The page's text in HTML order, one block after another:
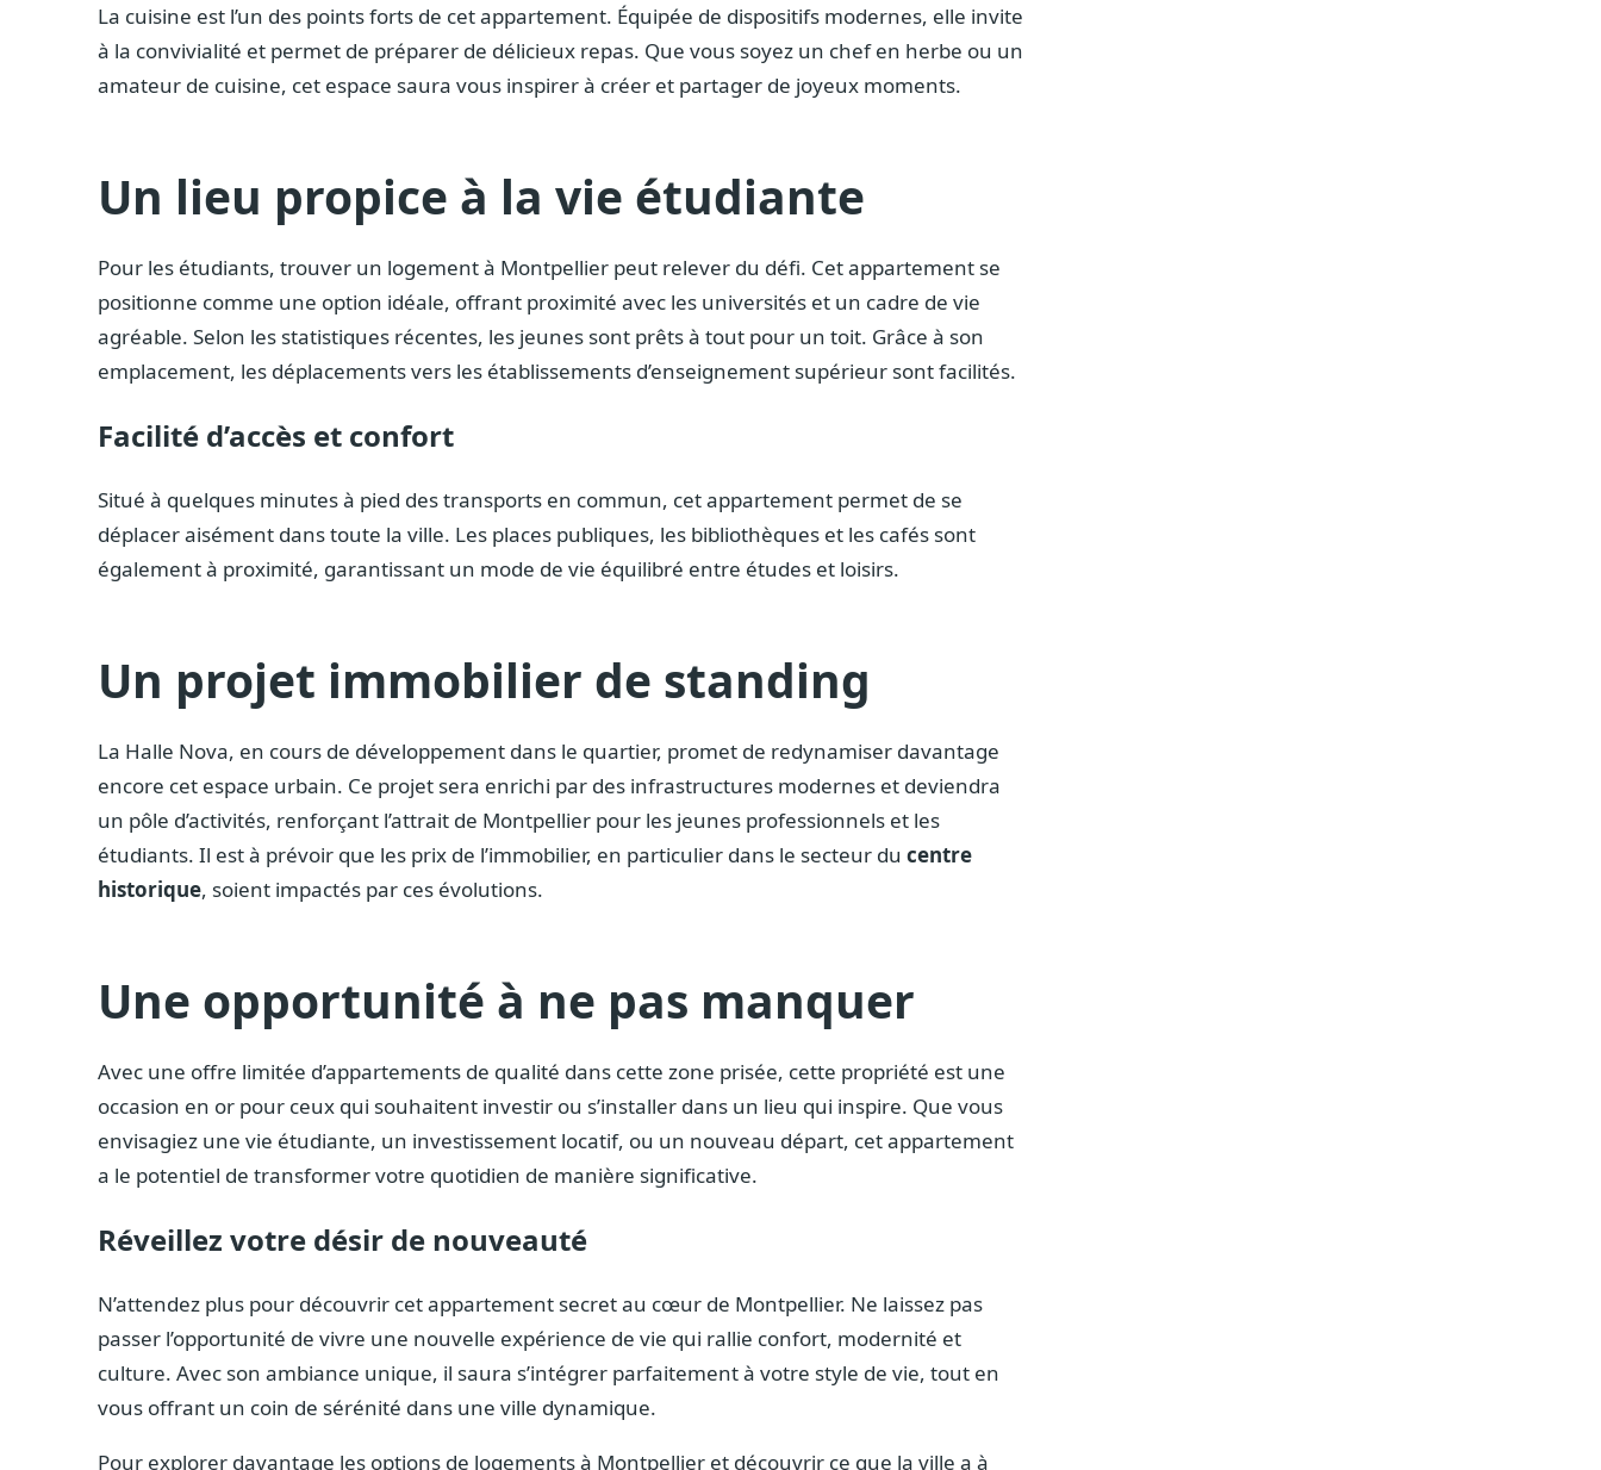
La cuisine est l’un des points forts de cet appartement. Équipée de dispositifs modernes, elle invite
à la convivialité et permet de préparer de délicieux repas. Que vous soyez un chef en herbe ou un
amateur de cuisine, cet espace saura vous inspirer à créer et partager de joyeux moments.
Un lieu propice à la vie étudiante
Pour les étudiants, trouver un logement à Montpellier peut relever du défi. Cet appartement se
positionne comme une option idéale, offrant proximité avec les universités et un cadre de vie
agréable. Selon les statistiques récentes, les jeunes sont prêts à tout pour un toit. Grâce à son
emplacement, les déplacements vers les établissements d’enseignement supérieur sont facilités.
Facilité d’accès et confort
Situé à quelques minutes à pied des transports en commun, cet appartement permet de se
déplacer aisément dans toute la ville. Les places publiques, les bibliothèques et les cafés sont
également à proximité, garantissant un mode de vie équilibré entre études et loisirs.
Un projet immobilier de standing
La Halle Nova, en cours de développement dans le quartier, promet de redynamiser davantage
encore cet espace urbain. Ce projet sera enrichi par des infrastructures modernes et deviendra
un pôle d’activités, renforçant l’attrait de Montpellier pour les jeunes professionnels et les
étudiants. Il est à prévoir que les prix de l’immobilier, en particulier dans le secteur du centre
historique, soient impactés par ces évolutions.
Une opportunité à ne pas manquer
Avec une offre limitée d’appartements de qualité dans cette zone prisée, cette propriété est une
occasion en or pour ceux qui souhaitent investir ou s’installer dans un lieu qui inspire. Que vous
envisagiez une vie étudiante, un investissement locatif, ou un nouveau départ, cet appartement
a le potentiel de transformer votre quotidien de manière significative.
Réveillez votre désir de nouveauté
N’attendez plus pour découvrir cet appartement secret au cœur de Montpellier. Ne laissez pas
passer l’opportunité de vivre une nouvelle expérience de vie qui rallie confort, modernité et
culture. Avec son ambiance unique, il saura s’intégrer parfaitement à votre style de vie, tout en
vous offrant un coin de sérénité dans une ville dynamique.
Pour explorer davantage les options de logements à Montpellier et découvrir ce que la ville a à